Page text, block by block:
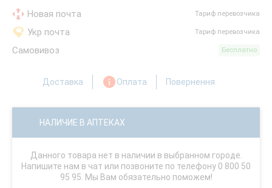
Новая почта Тариф перевозчика
Укр почта Тариф перевозчика
Самовивоз Бесплатно
Доставка Оплата Повернення
НАЛИЧИЕ В АПТЕКАХ
Данного товара нет в наличии в выбранном городе.
Напишите нам в чат или позвоните по телефону 0 800 50
95 95. Мы Вам обязательно поможем!